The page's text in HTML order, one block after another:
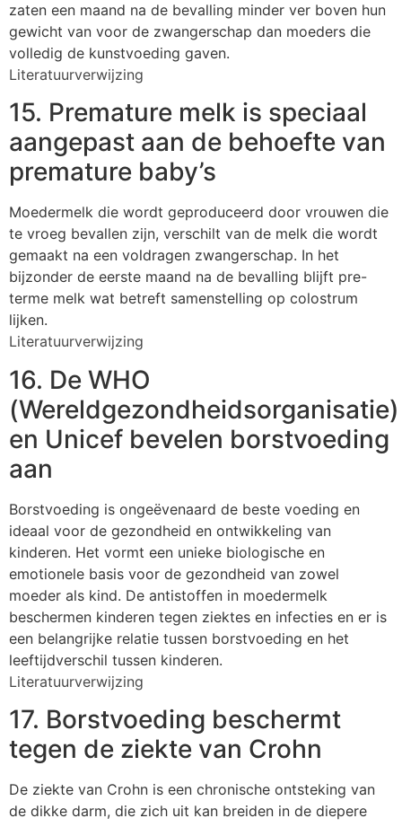
zaten een maand na de bevalling minder ver boven hun
gewicht van voor de zwangerschap dan moeders die
volledig de kunstvoeding gaven.
Literatuurverwijzing
15. Premature melk is speciaal
aangepast aan de behoefte van
premature baby’s
Moedermelk die wordt geproduceerd door vrouwen die
te vroeg bevallen zijn, verschilt van de melk die wordt
gemaakt na een voldragen zwangerschap. In het
bijzonder de eerste maand na de bevalling blijft pre-
terme melk wat betreft samenstelling op colostrum
lijken.
Literatuurverwijzing
16. De WHO
(Wereldgezondheidsorganisatie)
en Unicef bevelen borstvoeding
aan
Borstvoeding is ongeëvenaard de beste voeding en
ideaal voor de gezondheid en ontwikkeling van
kinderen. Het vormt een unieke biologische en
emotionele basis voor de gezondheid van zowel
moeder als kind. De antistoffen in moedermelk
beschermen kinderen tegen ziektes en infecties en er is
een belangrijke relatie tussen borstvoeding en het
leeftijdverschil tussen kinderen.
Literatuurverwijzing
17. Borstvoeding beschermt
tegen de ziekte van Crohn
De ziekte van Crohn is een chronische ontsteking van
de dikke darm, die zich uit kan breiden in de diepere